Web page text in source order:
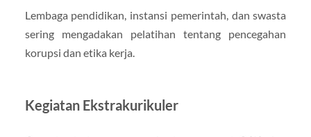
Lembaga pendidikan, instansi pemerintah, dan swasta
sering mengadakan pelatihan tentang pencegahan
korupsi dan etika kerja.
Kegiatan Ekstrakurikuler